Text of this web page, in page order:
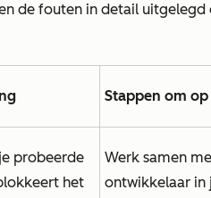
de fouten in detail uitgelegd
Stappen om
probeerde
het
Werk samen
ontwikkelaar in